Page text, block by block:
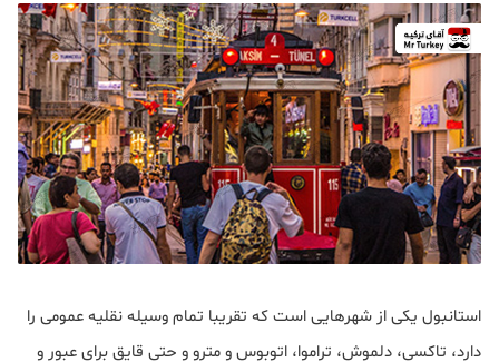
استانبول یکی از شهرهایی است که تقریبا تمام وسیله نقلیه عمومی را
دارد، تاکسی‌، دلموش‌، تراموا، اتوبوس و مترو و حتی قایق برای عبور و